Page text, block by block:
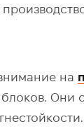
на
Они